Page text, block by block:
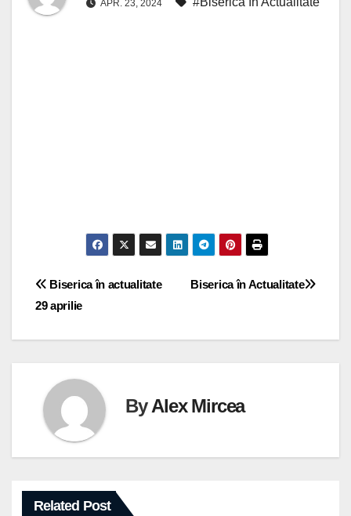
APR. 23, 2024
Navigare
Biserica în Actualitate
Biserica în actualitate
29 aprilie
ByAlex Mircea
Related Post